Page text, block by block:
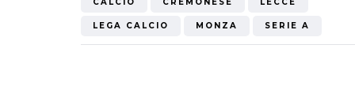
LEGA CALCIO MONZA SERIE A